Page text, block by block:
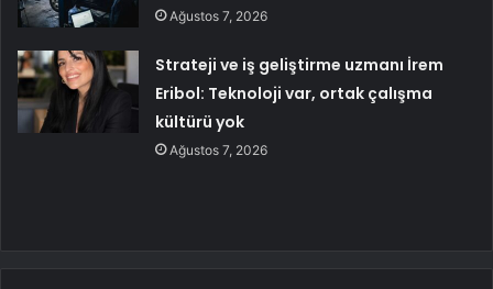
Ağustos 7, 2026
Strateji ve iş geliştirme uzmanı İrem
Eribol: Teknoloji var, ortak çalışma
kültürü yok
Ağustos 7, 2026